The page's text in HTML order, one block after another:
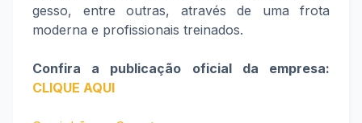
gesso, entre outras, através de uma frota
moderna e profissionais treinados.
Confira a publicação oficial da empresa:
CLIQUE AQUI